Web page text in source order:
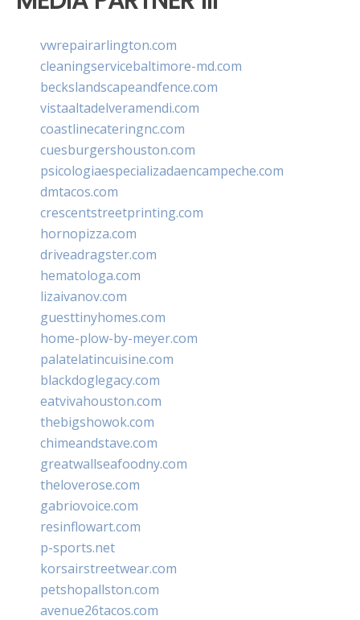
vwrepairarlington.com
cleaningservicebaltimore-md.com
beckslandscapeandfence.com
vistaaltadelveramendi.com
coastlinecateringnc.com
cuesburgershouston.com
psicologiaespecializadaencampeche.com
dmtacos.com
crescentstreetprinting.com
hornopizza.com
driveadragster.com
hematologa.com
lizaivanov.com
guesttinyhomes.com
home-plow-by-meyer.com
palatelatincuisine.com
blackdoglegacy.com
eatvivahouston.com
thebigshowok.com
chimeandstave.com
greatwallseafoodny.com
theloverose.com
gabriovoice.com
resinflowart.com
p-sports.net
korsairstreetwear.com
petshopallston.com
avenue26tacos.com